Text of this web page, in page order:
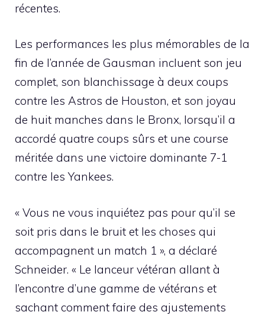
récentes.
Les performances les plus mémorables de la
fin de l’année de Gausman incluent son jeu
complet, son blanchissage à deux coups
contre les Astros de Houston, et son joyau
de huit manches dans le Bronx, lorsqu’il a
accordé quatre coups sûrs et une course
méritée dans une victoire dominante 7-1
contre les Yankees.
« Vous ne vous inquiétez pas pour qu’il se
soit pris dans le bruit et les choses qui
accompagnent un match 1 », a déclaré
Schneider. « Le lanceur vétéran allant à
l’encontre d’une gamme de vétérans et
sachant comment faire des ajustements